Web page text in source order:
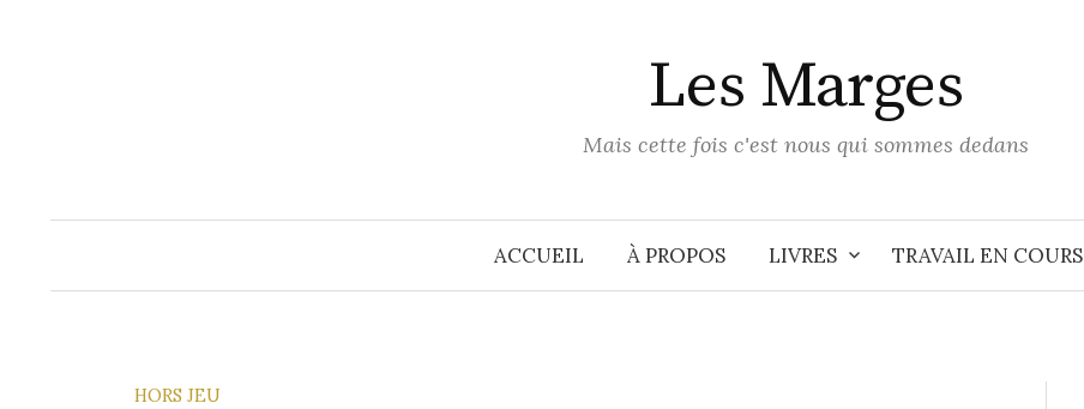
Les Marges
Mais cette fois c'est nous qui sommes dedans
ACCUEIL À PROPOS LIVRES TRAVAIL EN COURS
HORS JEU